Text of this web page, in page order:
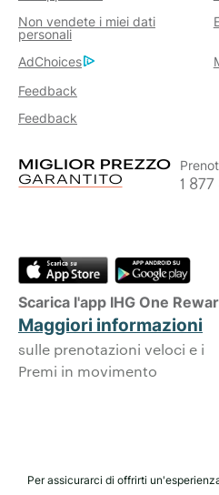
Non vendete i miei dati
personali
AdChoices
Feedback
Feedback
1
Scarica l'app IHG One
Maggiori informazioni
sulle prenotazioni veloci e i
Premi in movimento
Per assicurarci di offrirti